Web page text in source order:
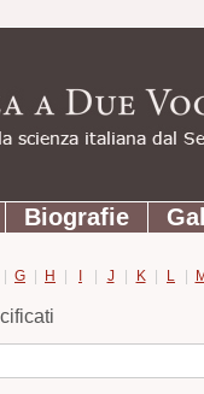
Biografie
| G | H | I | J | K | L |